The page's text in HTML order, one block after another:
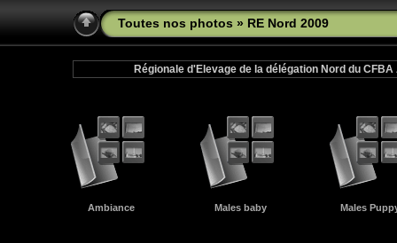
Toutes nos photos » RE Nord 2009
Régionale d'Elevage de la délégation Nord du
Ambiance Males baby Males